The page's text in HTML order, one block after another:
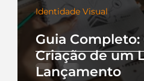
Guia Completo:
Criação de um
Lançamento
Identidade Visual